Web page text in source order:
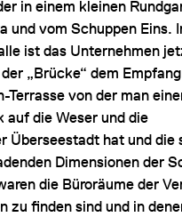
in einem kleinen
und vom Schuppen Eins.
ist das Unternehmen
„Brücke“ dem
Terrasse von der man
auf die Weser und die
Überseestadt hat und die
Dimensionen der
die Büroräume der
zu finden sind und in